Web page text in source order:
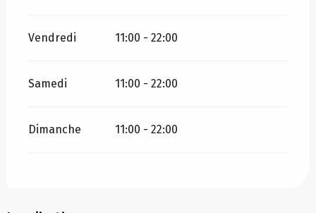
Vendredi 11:00 - 22:00
Samedi 11:00 - 22:00
Dimanche 11:00 - 22:00